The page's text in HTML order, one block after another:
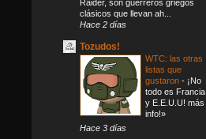
Raider, son guerreros griegos
clásicos que llevan ah...
Hace 2 días
Tozudos!
WTC: las otras
listas que
gustaron - ¡No
todo es Francia
y E.E.U.U! más
info!»
Hace 3 días